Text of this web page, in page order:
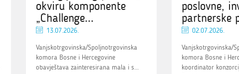
okviru komponente
„Challenge...
13.07.2026.
Vanjskotrgovinska/Spoljnotrgovinska
komora Bosne i Hercegovine
obavještava zainteresirana mala i s...
poslovne,
partnerske
02.07.2026.
Vanjskotrgovinska/
komora Bosne i
koordinator